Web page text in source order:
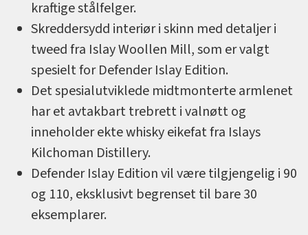
kraftige stålfelger.
Skreddersydd interiør i skinn med detaljer i
tweed fra Islay Woollen Mill, som er valgt
spesielt for Defender Islay Edition.
Det spesialutviklede midtmonterte armlenet
har et avtakbart trebrett i valnøtt og
inneholder ekte whisky eikefat fra Islays
Kilchoman Distillery.
Defender Islay Edition vil være tilgjengelig i 90
og 110, eksklusivt begrenset til bare 30
eksemplarer.